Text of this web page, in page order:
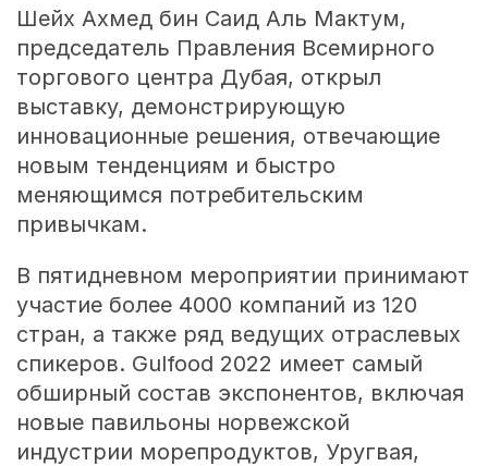
Шейх Ахмед бин Саид Аль Мактум,
председатель Правления Всемирного
торгового центра Дубая, открыл
выставку, демонстрирующую
инновационные решения, отвечающие
новым тенденциям и быстро
меняющимся потребительским
привычкам.
В пятидневном мероприятии принимают
участие более 4000 компаний из 120
стран, а также ряд ведущих отраслевых
спикеров. Gulfood 2022 имеет самый
обширный состав экспонентов, включая
новые павильоны норвежской
индустрии морепродуктов, Уругвая,